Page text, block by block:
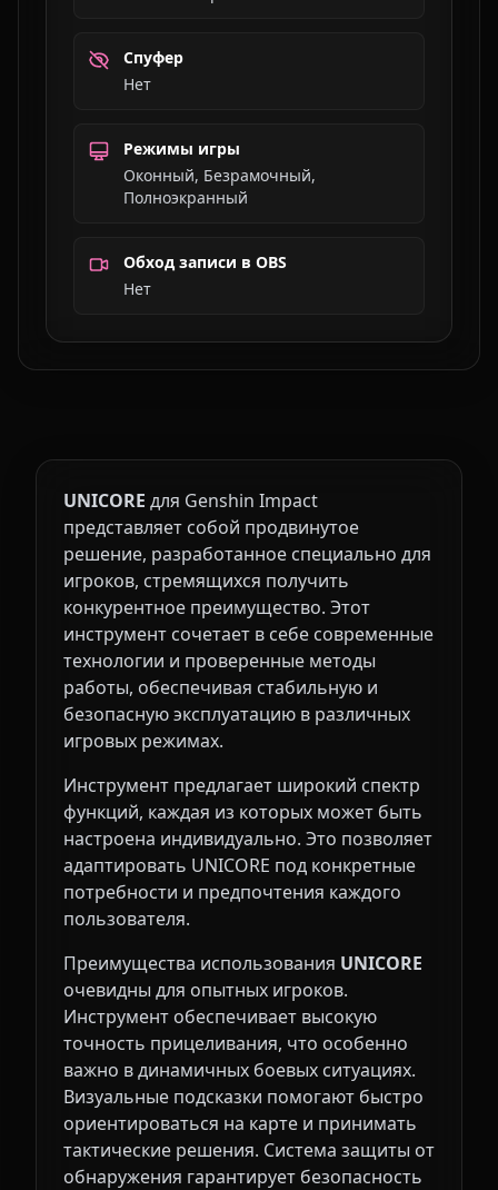
Спуфер
Нет
Режимы игры
Оконный, Безрамочный,
Полноэкранный
Обход записи в OBS
Нет
UNICORE для Genshin Impact
представляет собой продвинутое
решение, разработанное специально для
игроков, стремящихся получить
конкурентное преимущество. Этот
инструмент сочетает в себе современные
технологии и проверенные методы
работы, обеспечивая стабильную и
безопасную эксплуатацию в различных
игровых режимах.
Инструмент предлагает широкий спектр
функций, каждая из которых может быть
настроена индивидуально. Это позволяет
адаптировать UNICORE под конкретные
потребности и предпочтения каждого
пользователя.
Преимущества использования UNICORE
очевидны для опытных игроков.
Инструмент обеспечивает высокую
точность прицеливания, что особенно
важно в динамичных боевых ситуациях.
Визуальные подсказки помогают быстро
ориентироваться на карте и принимать
тактические решения. Система защиты от
обнаружения гарантирует безопасность